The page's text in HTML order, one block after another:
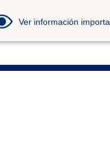
Ver información